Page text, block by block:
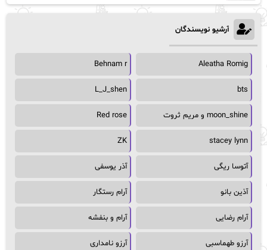
آرشیو نویسندگان
Aleatha Romig
Behnam r
bts
L_J_shen
moon_shine و مریم ثروت Red rose
stacey lynn
ZK
آتوسا ریگی آذر یوسفی
آذین بانو آرام رستگار
آرام رضایی آرام و بنفشه
آرزو طهماسبی آرزو نامداری